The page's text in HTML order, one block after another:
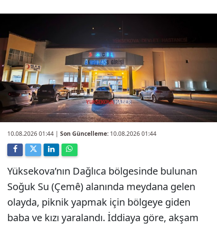
10.08.2026 01:44 | Son Güncelleme: 10.08.2026 01:44
Yüksekova’nın Dağlıca bölgesinde bulunan
Soğuk Su (Çemê) alanında meydana gelen
olayda, piknik yapmak için bölgeye giden
baba ve kızı yaralandı. İddiaya göre, akşam